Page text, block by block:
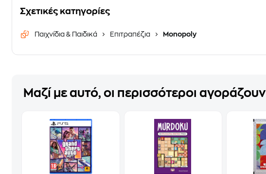
Σχετικές κατηγορίες
Παιχνίδια & Παιδικά Επιτραπέζια Monopoly
Μαζί με αυτό, οι περισσότεροι αγοράζουν